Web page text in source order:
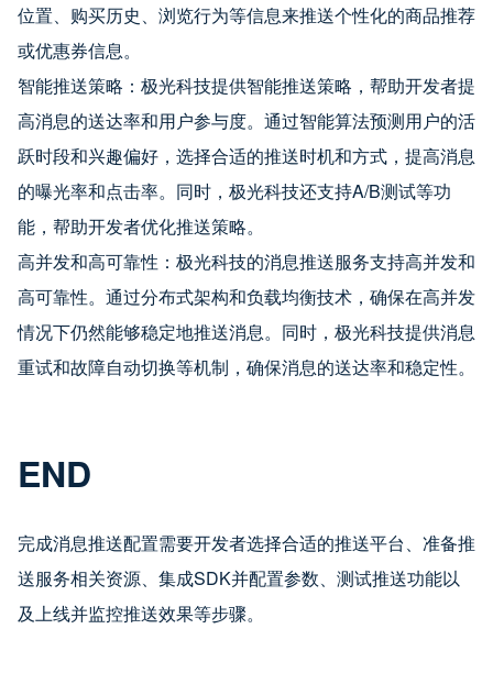
位置、购买历史、浏览行为等信息来推送个性化的商品推荐
或优惠券信息。
智能推送策略：极光科技提供智能推送策略，帮助开发者提
高消息的送达率和用户参与度。通过智能算法预测用户的活
跃时段和兴趣偏好，选择合适的推送时机和方式，提高消息
的曝光率和点击率。同时，极光科技还支持A/B测试等功
能，帮助开发者优化推送策略。
高并发和高可靠性：极光科技的消息推送服务支持高并发和
高可靠性。通过分布式架构和负载均衡技术，确保在高并发
情况下仍然能够稳定地推送消息。同时，极光科技提供消息
重试和故障自动切换等机制，确保消息的送达率和稳定性。
END
完成消息推送配置需要开发者选择合适的推送平台、准备推
送服务相关资源、集成SDK并配置参数、测试推送功能以
及上线并监控推送效果等步骤。